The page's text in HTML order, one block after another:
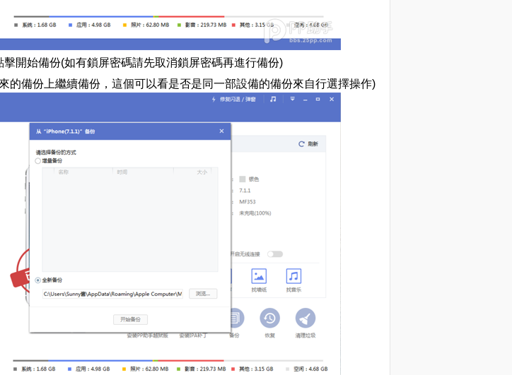
始備份(如有鎖屏密碼請先取消鎖屏密碼再進行備份)
備份上繼續備份，這個可以看是否是同一部設備的備份來自行選擇操作)